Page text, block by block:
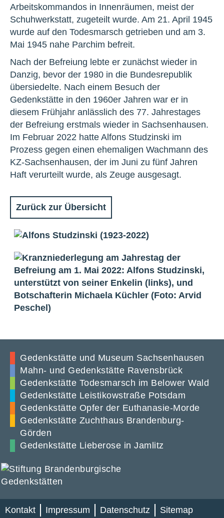
Arbeitskommandos in Innenräumen, meist der
Schuhwerkstatt, zugeteilt wurde. Am 21. April 1945
wurde auf den Todesmarsch getrieben und am 3.
Mai 1945 nahe Parchim befreit.
Nach der Befreiung lebte er zunächst wieder in
Danzig, bevor der 1980 in die Bundesrepublik
übersiedelte. Nach einem Besuch der
Gedenkstätte in den 1960er Jahren war er in
diesem Frühjahr anlässlich des 77. Jahrestages
der Befreiung erstmals wieder in Sachsenhausen.
Im Februar 2022 hatte Alfons Studzinski im
Prozess gegen einen ehemaligen Wachmann des
KZ-Sachsenhausen, der im Juni zu fünf Jahren
Haft verurteilt wurde, als Zeuge ausgesagt.
Zurück zur Übersicht
Gedenkstätte und Museum Sachsenhausen
Mahn- und Gedenkstätte Ravensbrück
Gedenkstätte Todesmarsch im Belower Wald
Gedenkstätte Leistikowstraße Potsdam
Gedenkstätte Opfer der Euthanasie-Morde
Gedenkstätte Zuchthaus Brandenburg-
Görden
Gedenkstätte Lieberose in Jamlitz
Kontakt Impressum Datenschutz Sitemap